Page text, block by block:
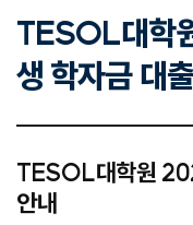
TESOL대학
생 학자금 대
TESOL대학원
안내